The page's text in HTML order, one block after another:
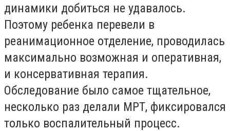
динамики добиться не удавалось.
Поэтому ребенка перевели в
реанимационное отделение, проводилась
максимально возможная и оперативная,
и консервативная терапия.
Обследование было самое тщательное,
несколько раз делали МРТ, фиксировался
только воспалительный процесс.